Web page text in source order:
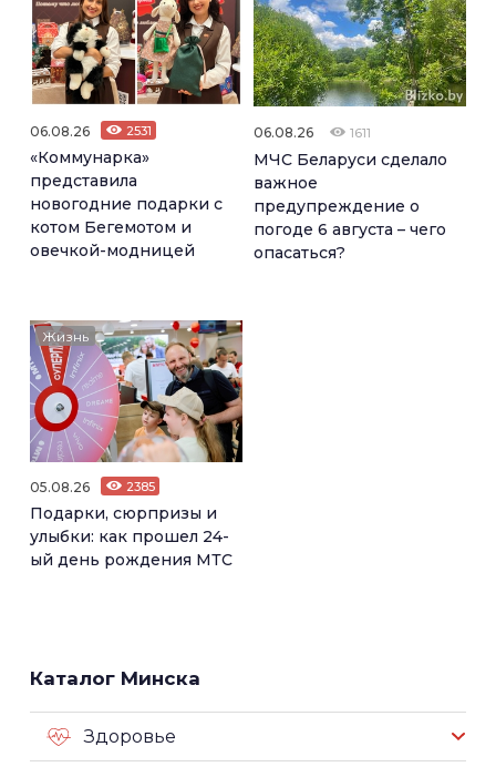
06.08.26 2531
«Коммунарка»
представила
новогодние подарки с
котом Бегемотом и
овечкой-модницей
06.08.26 1611
МЧС Беларуси сделало
важное
предупреждение о
погоде 6 августа – чего
опасаться?
Жизнь
05.08.26 2385
Подарки, сюрпризы и
улыбки: как прошел 24-
ый день рождения МТС
Каталог Минска
Здоровье